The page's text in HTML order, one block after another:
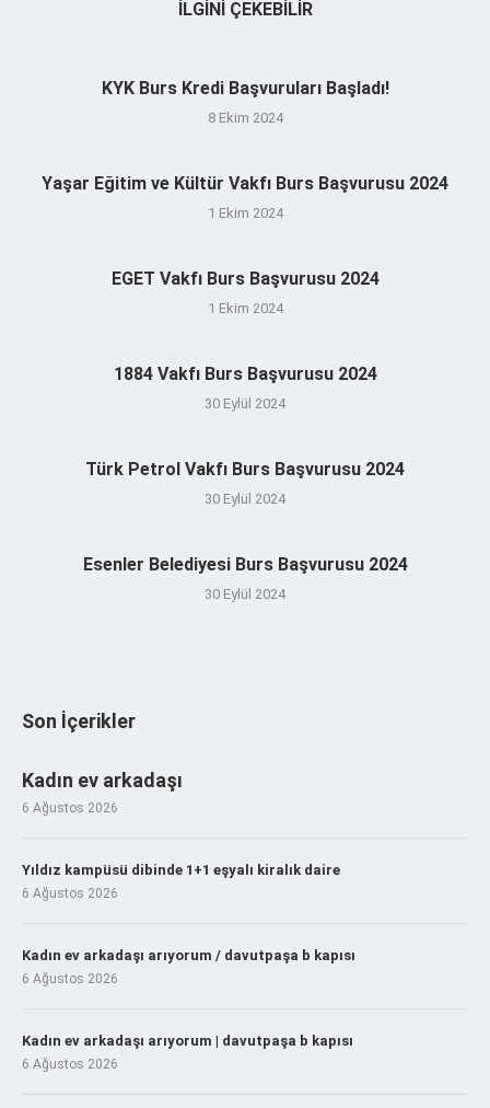
İLGINI ÇEKEBILIR
KYK Burs Kredi Başvuruları Başladı!
8 Ekim 2024
Yaşar Eğitim ve Kültür Vakfı Burs Başvurusu 2024
1 Ekim 2024
EGET Vakfı Burs Başvurusu 2024
1 Ekim 2024
1884 Vakfı Burs Başvurusu 2024
30 Eylül 2024
Türk Petrol Vakfı Burs Başvurusu 2024
30 Eylül 2024
Esenler Belediyesi Burs Başvurusu 2024
30 Eylül 2024
Son İçerikler
Kadın ev arkadaşı
6 Ağustos 2026
Yıldız kampüsü dibinde 1+1 eşyalı kiralık daire
6 Ağustos 2026
Kadın ev arkadaşı arıyorum / davutpaşa b kapısı
6 Ağustos 2026
Kadın ev arkadaşı arıyorum | davutpaşa b kapısı
6 Ağustos 2026